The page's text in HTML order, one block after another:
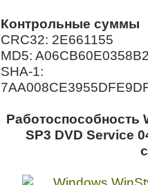
Контрольные суммы
CRC32: 2E661155
MD5:
SHA-1:
Работоспособность
SP3 DVD Service